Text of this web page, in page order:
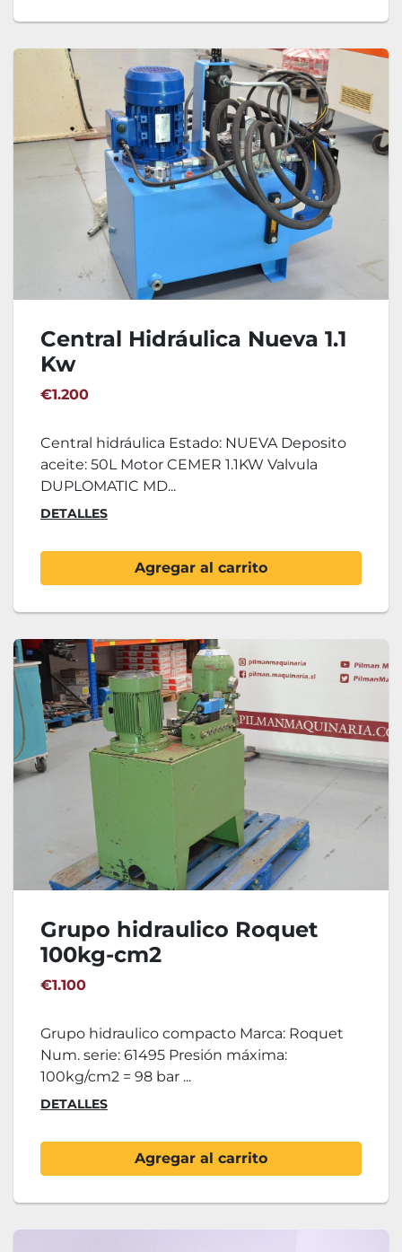
Central Hidráulica Nueva 1.1
Kw
€1.200
Central hidráulica Estado: NUEVA Deposito
aceite: 50L Motor CEMER 1.1KW Valvula
DUPLOMATIC MD...
DETALLES
Agregar al carrito
Grupo hidraulico Roquet
100kg-cm2
€1.100
Grupo hidraulico compacto Marca: Roquet
Num. serie: 61495 Presión máxima:
100kg/cm2 = 98 bar ...
DETALLES
Agregar al carrito